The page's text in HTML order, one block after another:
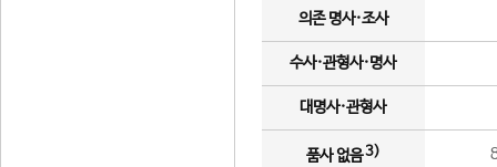
의존 명사·조사
수사·관형사·명사
대명사·관형사
품사 없음3)